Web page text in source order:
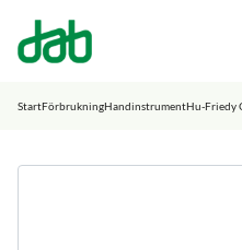
DAB Dental
StartFörbrukningHandinstrumentHu-Friedy